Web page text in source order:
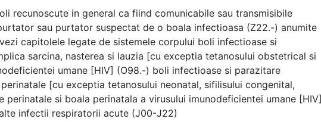
recunoscute in general ca fiind comunicabile sau transmisibile
sau purtator suspectat de o boala infectioasa (Z22.-) anumite
capitolele legate de sistemele corpului boli infectioase si
sarcina, nasterea si lauzia [cu exceptia tetanosului obstetrical si
umane [HIV] (O98.-) boli infectioase si parazitare
[cu exceptia tetanosului neonatal, sifilisului congenital,
perinatale si boala perinatala a virusului imunodeficientei umane [HIV]
infectii respiratorii acute (J00-J22)